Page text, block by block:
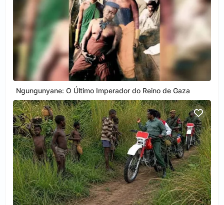
Ngungunyane: O Último Imperador do Reino de Gaza